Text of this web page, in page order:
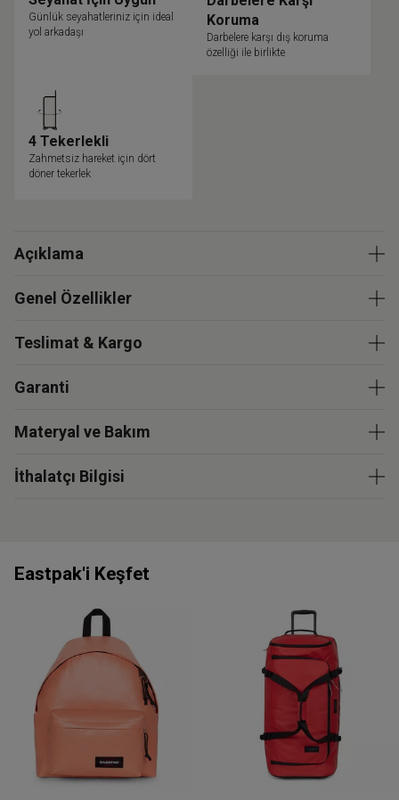
Günlük seyahatleriniz için ideal
yol arkadaşı
Koruma
Darbelere karşı dış koruma
özelliği ile birlikte
4 Tekerlekli
Zahmetsiz hareket için dört
döner tekerlek
Açıklama
Genel Özellikler
Teslimat & Kargo
Garanti
Materyal ve Bakım
İthalatçı Bilgisi
Eastpak'i Keşfet